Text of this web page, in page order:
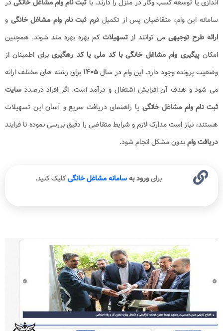
اندازی یا توسعه کسب وکار در منزل را دارند. با ثبت نام وام مشاغل خانگیدر
سامانه این وام، متقاضیان پس از تکمیل فرم ثبت نام وام مشاغل خانگی و
ارائه طرح توجیهی می توانند از تسهیلاتکم بهره بهره مند شوند. همچنین
امکانپیگیری وام مشاغل خانگی با کد ملی یا کد رهگیریبرای اطمینان از
وضعیت پرونده وجود دارد. این وام در سال۱۴۰۵ برای رشته های مختلف ارائه
می شود و هدف آن افزایش اشتغال و درآمد است. اگر افراد درصدد سایت
ثبت نام وام مشاغل خانگی یا راهنمای دریافت سریع و آسان این تسهیلات
هستند، نیاز است مدارک لازم و شرایط متقاضی را دقیق بررسی نموده تا فرایند
دریافت وامبدون مشکل انجام شود.
برایورود بهسامانه مشاغل خانگی​کلیک کنید.